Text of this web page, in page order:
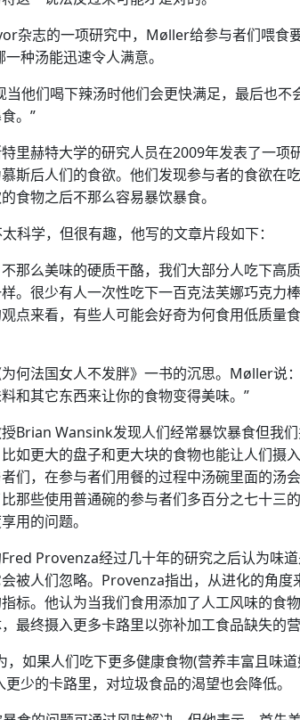
杂志的一项研究中，Møller给参与者们喂食
种汤能迅速令人满意。
当他们喝下辣汤时他们会更快满足，最后也
。”
里赫特大学的研究人员在2009年发表了一项
斯后人们的食欲。他们发现参与者的食欲在
食物之后不那么容易暴饮暴食。
科学，但很有趣，他写的文章片段如下：
那么美味的硬质干酪，我们大部分人吃下高
。很少有人一次性吃下一百克法芙娜巧克力
点来看，有些人可能会好奇为何食用低质量
何法国女人不发胖》一书的沉思。Møller说
和其它东西来让你的食物变得美味。”
Brian Wansink发现人们经常暴饮暴食但我们
如更大的盘子和更大块的食物也能让人们摄
们，在参与者们用餐的过程中汤碗里面的汤
那些使用普通碗的参与者们多百分之七十三
用的问题。
Provenza经过几十年的研究之后认为味
被人们忽略。Provenza指出，从进化的角
标。他认为当我们食用添加了人工风味的食
最终摄入更多卡路里以弥补加工食品缺失的营
如果人们吃下更多健康食物(营养丰富且味
少的卡路里，对垃圾食品的渴望也会降低。